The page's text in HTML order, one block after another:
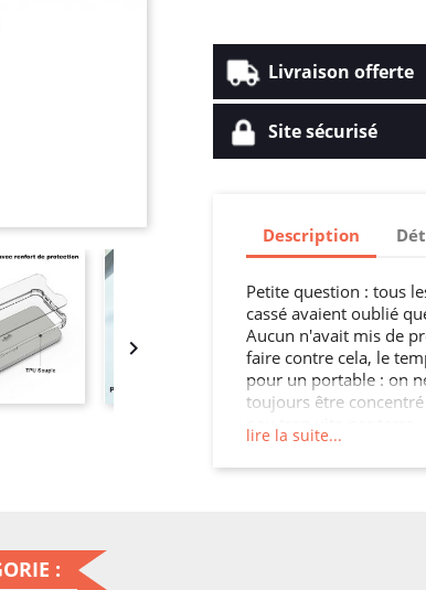

Livraison offerte
Site sécurisé
Description
Petite question : tous
cassé avaient oublié
Aucun n'avait mis de
faire contre cela, le
pour un portable : on
toujours être
amèrement !
proportionnelle à son
lire la suite...
: